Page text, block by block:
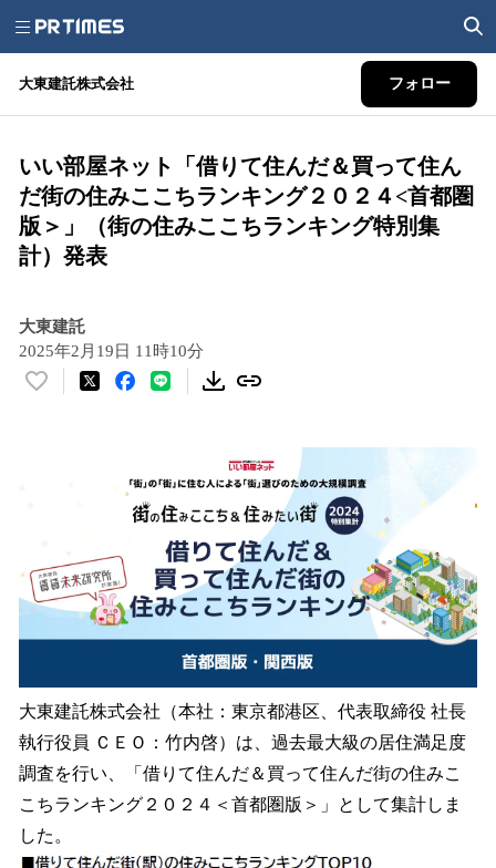
大東建託株式会社 フォロー
いい部屋ネット「借りて住んだ＆買って住ん
だ街の住みここちランキング２０２４<首都圏
版＞」（街の住みここちランキング特別集
計）発表
大東建託
2025年2月19日 11時10分
い
込
み
大東建託株式会社（本社：東京都港区、代表取締役 社長
執行役員 ＣＥＯ：竹内啓）は、過去最大級の居住満足度
調査を行い、「借りて住んだ＆買って住んだ街の住みこ
こちランキング２０２４＜首都圏版＞」として集計しま
した。